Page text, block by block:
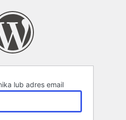
lub adres email